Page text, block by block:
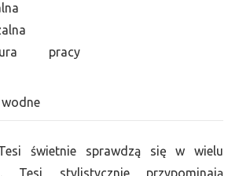
pracy
wodne
świetnie sprawdzą się w wielu
Tesi stylistycznie przypominają